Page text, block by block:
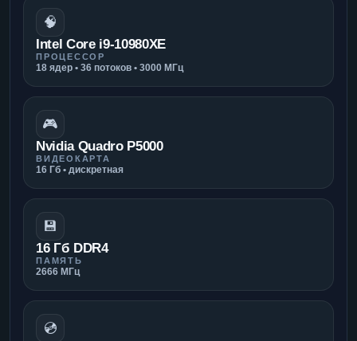
🧠
Intel Core i9-10980XE
ПРОЦЕССОР
18 ядер • 36 потоков • 3000 МГц
🎮
Nvidia Quadro P5000
ВИДЕОКАРТА
16 Гб • дискретная
💾
16 Гб DDR4
ПАМЯТЬ
2666 МГц
💿